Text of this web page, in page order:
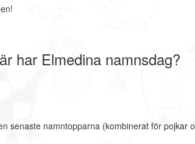
har Elmedina namnsdag?
senaste namntopparna (kombinerat för pojkar